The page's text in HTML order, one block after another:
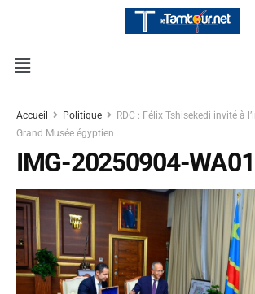
Accueil Politique
RDC : Félix Tshisekedi invité à
Grand Musée égyptien
IMG-20250904-